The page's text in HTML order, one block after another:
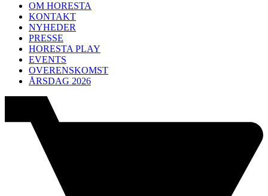
OM HORESTA
KONTAKT
NYHEDER
PRESSE
HORESTA PLAY
EVENTS
OVERENSKOMST
ÅRSDAG 2026